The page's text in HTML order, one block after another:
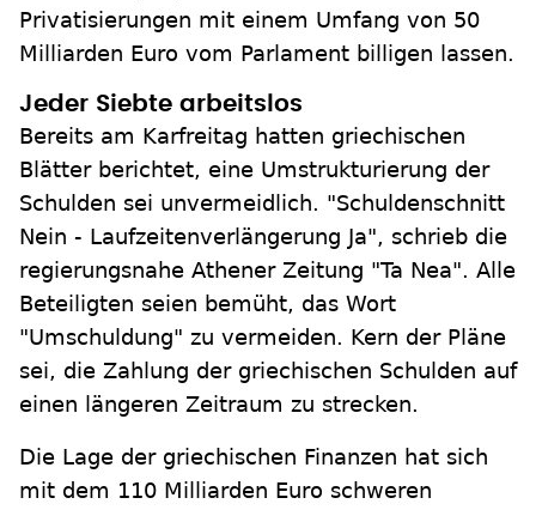
Privatisierungen mit einem Umfang von 50
Milliarden Euro vom Parlament billigen lassen.
Jeder Siebte arbeitslos
Bereits am Karfreitag hatten griechischen
Blätter berichtet, eine Umstrukturierung der
Schulden sei unvermeidlich. "Schuldenschnitt
Nein - Laufzeitenverlängerung Ja", schrieb die
regierungsnahe Athener Zeitung "Ta Nea". Alle
Beteiligten seien bemüht, das Wort
"Umschuldung" zu vermeiden. Kern der Pläne
sei, die Zahlung der griechischen Schulden auf
einen längeren Zeitraum zu strecken.
Die Lage der griechischen Finanzen hat sich
mit dem 110 Milliarden Euro schweren